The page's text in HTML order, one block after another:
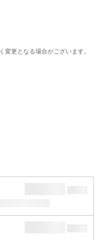
更となる場合がございます。